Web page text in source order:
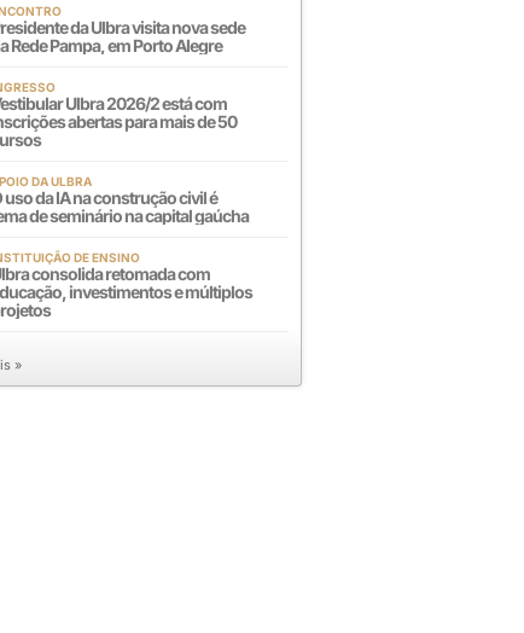
da Ulbra visita nova sede
Rede Pampa, em Porto Alegre
Ulbra 2026/2 está com
abertas para mais de 50
DA ULBRA
uso da IA na construção civil é
de seminário na capital gaúcha
DE ENSINO
consolida retomada com
investimentos e múltiplos
»